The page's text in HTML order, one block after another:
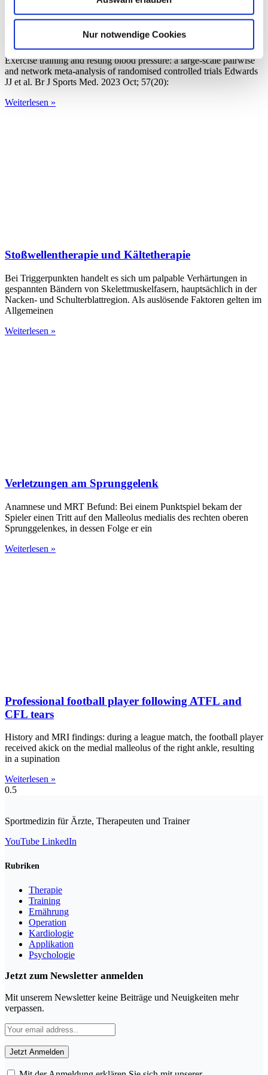
Nur notwendige Cookies
Exercise training and resting blood pressure
Exercise training and resting blood pressure: a large-scale pairwise
and network meta-analysis of randomised controlled trials Edwards
JJ et al. Br J Sports Med. 2023 Oct; 57(20):
Weiterlesen »
Stoßwellentherapie und Kältetherapie
Bei Triggerpunkten handelt es sich um palpable Verhärtungen in
gespannten Bändern von Skelettmuskelfasern, hauptsächlich in der
Nacken- und Schulterblattregion. Als auslösende Faktoren gelten im
Allgemeinen
Weiterlesen »
Verletzungen am Sprunggelenk
Anamnese und MRT Befund: Bei einem Punktspiel bekam der
Spieler einen Tritt auf den Malleolus medialis des rechten oberen
Sprunggelenkes, in dessen Folge er ein
Weiterlesen »
Professional football player following ATFL and
CFL tears
History and MRI findings: during a league match, the football player
received akick on the medial malleolus of the right ankle, resulting
in a supination
Weiterlesen »
Sportmedizin für Ärzte, Therapeuten und Trainer
YouTube LinkedIn
Rubriken
Therapie
Training
Ernährung
Operation
Kardiologie
Applikation
Psychologie
Jetzt zum Newsletter anmelden
Mit unserem Newsletter keine Beiträge und Neuigkeiten mehr
verpassen.